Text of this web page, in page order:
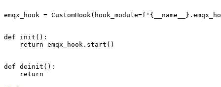
emqx_hook =
def init():
    return emqx_hook.start()
def deinit():